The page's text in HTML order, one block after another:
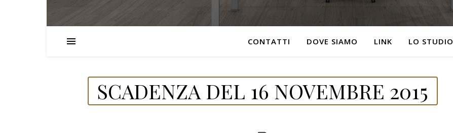
CONTATTI DOVE SIAMO LINK LO STUDIO
SCADENZA DEL 16 NOVEMBRE 2015